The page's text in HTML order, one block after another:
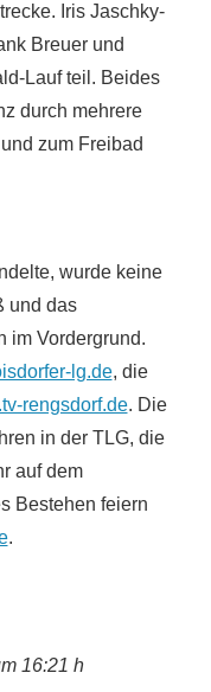
Iris Jaschky-
Breuer und
Lauf teil. Beides
durch mehrere
zum Freibad
wurde keine
und das
im Vordergrund.
lg.de, die
rengsdorf.de. Die
in der TLG, die
auf dem
Bestehen feiern
.
16:21 h